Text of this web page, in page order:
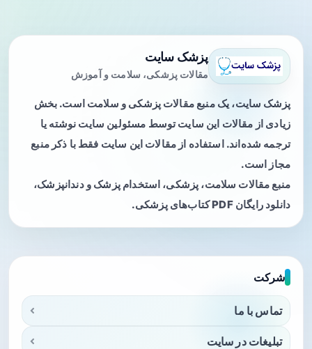
پزشک سایت
مقالات پزشکی، سلامت و آموزش
پزشک سایت، یک منبع مقالات پزشکی و سلامت است. بخش
زیادی از مقالات این سایت توسط مسئولین سایت نوشته یا
ترجمه شده‌اند. استفاده از مقالات این سایت فقط با ذکر منبع
مجاز است.
منبع مقالات سلامت، پزشکی، استخدام پزشک و دندانپزشک،
دانلود رایگان PDF کتاب‌های پزشکی.
شرکت
تماس با ما
تبلیغات در سایت